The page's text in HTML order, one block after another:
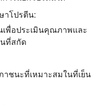
าโปรตีน:
เพื่อประเมินคุณภาพและ
ที่สกัด
าชนะที่เหมาะสมในที่เย็น